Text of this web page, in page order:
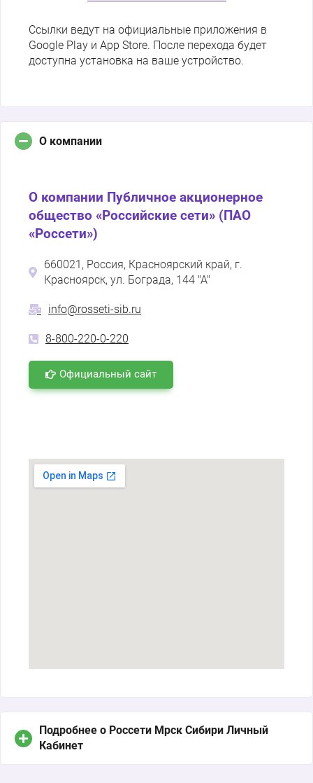
Ссылки ведут на официальные приложения в
Google Play и App Store. После перехода будет
доступна установка на ваше устройство.
О компании
О компании Публичное акционерное
общество «Российские сети» (ПАО
«Россети»)
660021, Россия, Красноярский край, г.
Красноярск, ул. Бограда, 144 "А"
info@rosseti-sib.ru
8-800-220-0-220
Официальный сайт
Подробнее о Россети Мрск Сибири Личный
Кабинет